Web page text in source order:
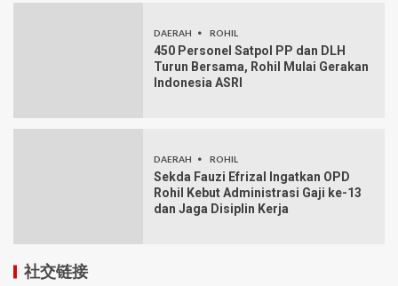
DAERAH ROHIL
450 Personel Satpol PP dan DLH
Turun Bersama, Rohil Mulai Gerakan
Indonesia ASRI
DAERAH ROHIL
Sekda Fauzi Efrizal Ingatkan OPD
Rohil Kebut Administrasi Gaji ke-13
dan Jaga Disiplin Kerja
社交链接